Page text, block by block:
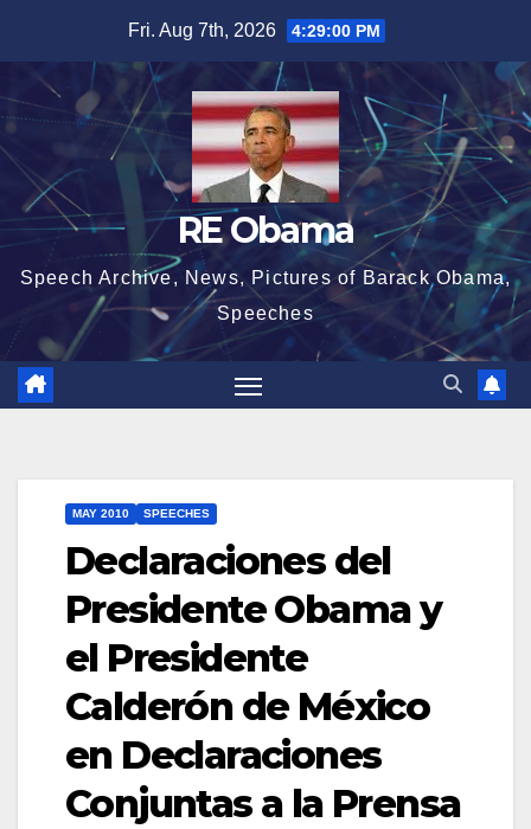
content
Fri. Aug 7th, 2026 4:29:01 PM
RE Obama
Speech Archive, News, Pictures of Barack Obama,
Speeches
MAY 2010 SPEECHES
Declaraciones del
Presidente Obama y
el Presidente
Calderón de México
en Declaraciones
Conjuntas a la Prensa